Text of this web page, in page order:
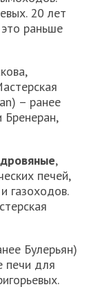
20 лет
раньше
– ранее
Бренеран,
,
печей,
газоходов.
Булерьян)
печи для